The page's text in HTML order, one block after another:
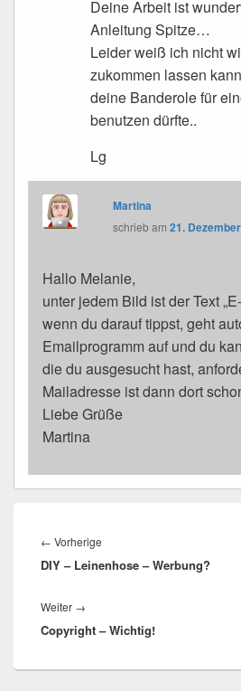
Deine Arbeit ist
Anleitung Spitze…
Leider weiß ich nicht
zukommen lassen
deine Banderole für
benutzen dürfte..
Lg
Martina
schriebam21.
Hallo Melanie,
unter jedem Bild ist der Text
wenn du darauf tippst, geht
Emailprogramm auf und du
die du ausgesucht hast,
Mailadresse ist dann dort
Liebe Grüße
Martina
← Vorherige
Beitrag:
DIY – Leinenhose – Werbung?
Weiter →
Beitrag:
Copyright – Wichtig!